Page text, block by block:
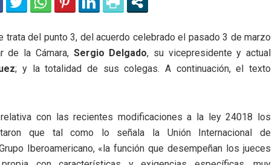
trata del punto 3, del acuerdo celebrado el pasado 3 de marzo
de la Cámara, Sergio Delgado, su vicepresidente y actual
; y la totalidad de sus colegas. A continuación, el texto
con las recientes modificaciones a la ley 24018 los
que tal como lo señala la Unión Internacional de
Iberoamericano, «la función que desempeñan los jueces